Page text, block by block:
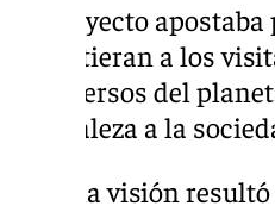
Su proyecto
permitieran a los
biodiversos del
naturaleza a la
Aquella visión